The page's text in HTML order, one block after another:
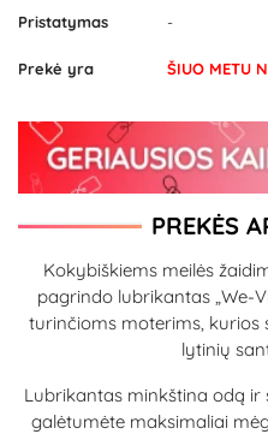
Pristatymas -
Prekė yra ŠIUO METU
PREKĖS
Kokybiškiems meilės
pagrindo lubrikantas „We-
turinčioms moterims, kurios
lytinių
Lubrikantas minkština odą ir
galėtumėte maksimaliai